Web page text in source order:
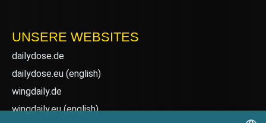
UNSERE WEBSITES
dailydose.de
dailydose.eu (english)
wingdaily.de
wingdaily.eu(english)